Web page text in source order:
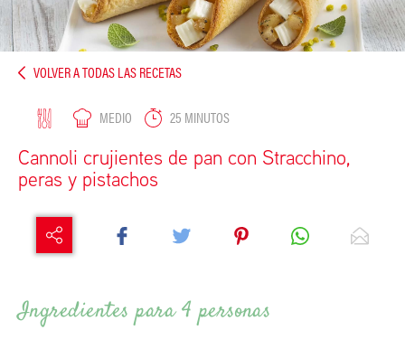
VOLVER A TODAS LAS RECETAS
MEDIO 25 MINUTOS
Cannoli crujientes de pan con Stracchino,
peras y pistachos
Ingredientes para 4 personas